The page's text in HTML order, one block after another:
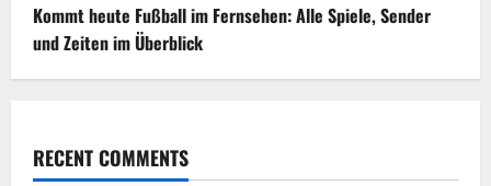
Kommt heute Fußball im Fernsehen: Alle Spiele, Sender
und Zeiten im Überblick
RECENT COMMENTS